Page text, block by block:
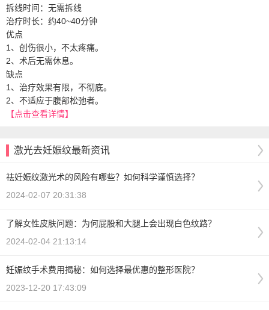
拆线时间：无需拆线
治疗时长：约40~40分钟
优点
1、创伤很小，不太疼痛。
2、术后无需休息。
缺点
1、治疗效果有限，不彻底。
2、不适应于腹部松弛者。
【点击查看详情】
激光去妊娠纹最新资讯
祛妊娠纹激光术的风险有哪些？如何科学谨慎选择？
2024-02-07 20:31:38
了解女性皮肤问题：为何屁股和大腿上会出现白色纹路？
2024-02-04 21:13:14
妊娠纹手术费用揭秘：如何选择最优惠的整形医院？
2023-12-20 17:43:09